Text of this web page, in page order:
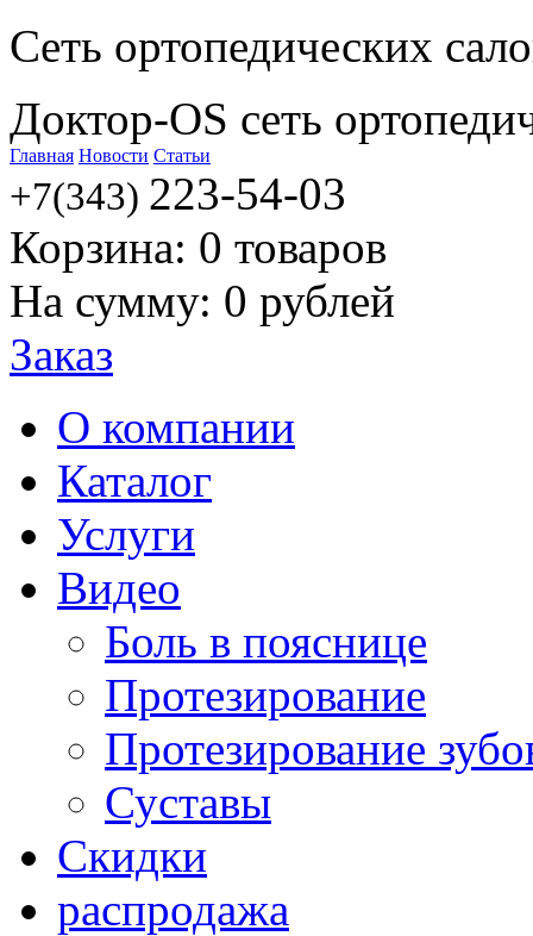
Сеть ортопедических
Доктор-OS сеть
Главная Новости Статьи
+7(343) 223-54-03
Корзина: 0 товаров
На сумму: 0 рублей
Заказ
О компании
Каталог
Услуги
Видео
Боль в пояснице
Протезирование
Протезирование
Суставы
Скидки
распродажа